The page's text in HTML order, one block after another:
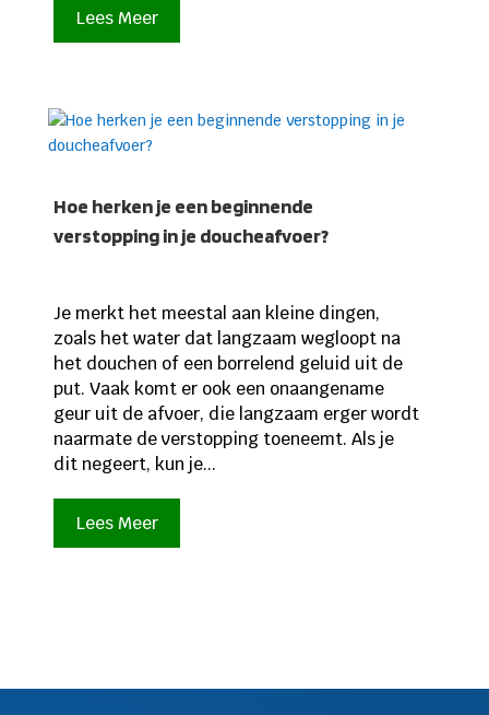
Lees Meer
Hoe herken je een beginnende
verstopping in je doucheafvoer?
Je merkt het meestal aan kleine dingen,
zoals het water dat langzaam wegloopt na
het douchen of een borrelend geluid uit de
put. Vaak komt er ook een onaangename
geur uit de afvoer, die langzaam erger wordt
naarmate de verstopping toeneemt. Als je
dit negeert, kun je...
Lees Meer